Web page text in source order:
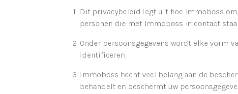
Dit privacybeleid legt uit hoe Immoboss
personen die met Immoboss in contact
Onder persoonsgegevens wordt elke vorm
identificeren.
Immoboss hecht veel belang aan de
behandelt en beschermt uw